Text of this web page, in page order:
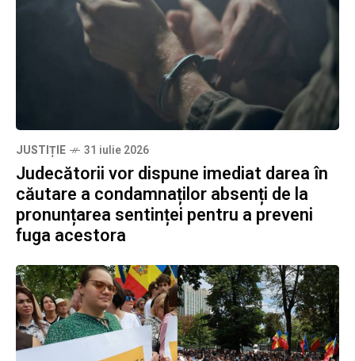
JUSTIȚIE 31 iulie 2026
Judecătorii vor dispune imediat darea în
căutare a condamnaților absenți de la
pronunțarea sentinței pentru a preveni
fuga acestora